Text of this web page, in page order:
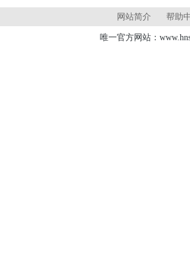
网站简介 帮助
唯一官方网站：